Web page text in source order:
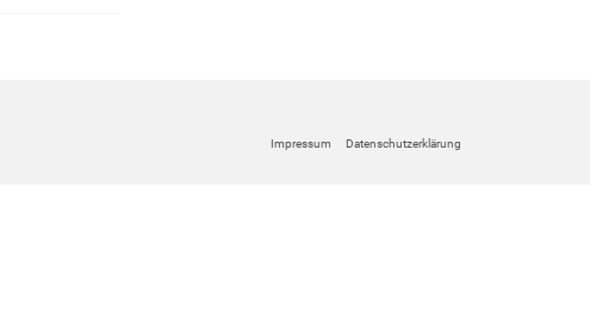
Impressum Datenschutzerklärung